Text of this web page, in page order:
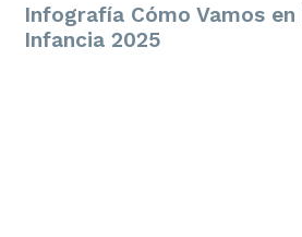
Infografía Cómo Vamos
Infancia 2025